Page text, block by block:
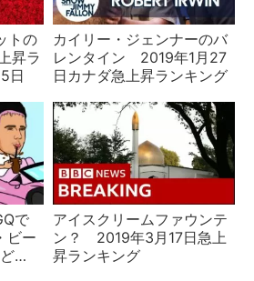
トの
昇ラ
日
カイリー・ジェンナーのバ
レンタイン 2019年1月27
日カナダ急上昇ランキング
で
ビー
アイスクリームファウンテ
ン？ 2019年3月17日急上
昇ランキング